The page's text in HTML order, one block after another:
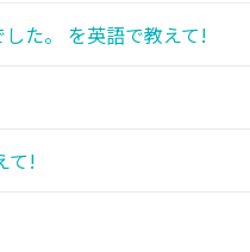
た。 を英語で教えて!
て!